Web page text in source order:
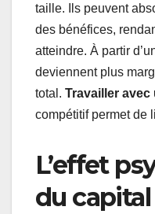
taille. Ils peuvent
des bénéfices,
atteindre. À partir
deviennent plus
total. Travailler
compétitif permet de
L’effet
du